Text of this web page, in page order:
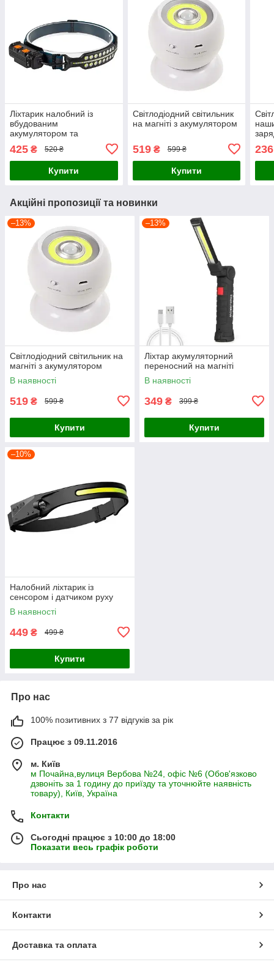
Ліхтарик налобний із
вбудованим
акумулятором та
датчиком руху BL W690-2
Чорний
425 ₴ 520 ₴
Купити
Світлодіодний світильник
на магніті з акумулятором
519₴ 599 ₴
Купити
Акційні пропозиції та новинки
–13%
Світлодіодний світильник на
магніті з акумулятором
В наявності
519 ₴ 599 ₴
Купити
–13%
Ліхтар акумуляторний
переносний на магніті
В наявності
349 ₴ 399 ₴
Купити
–10%
Налобний ліхтарик із
сенсором і датчиком руху
В наявності
449 ₴ 499 ₴
Купити
Про нас
100% позитивних з 77 відгуків за рік
Працює з 09.11.2016
м. Київ
м Почайна,вулиця Вербова №24, офіс №6 (Обов'язково
дзвоніть за 1 годину до приїзду та уточнюйте наявність
товару), Київ, Україна
Контакти
Сьогодні працює з 10:00 до 18:00
Показати весь графік роботи
Про нас
Контакти
Доставка та оплата